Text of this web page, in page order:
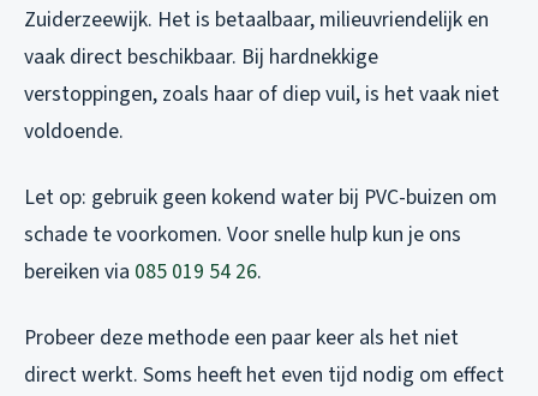
Zuiderzeewijk. Het is betaalbaar, milieuvriendelijk en
vaak direct beschikbaar. Bij hardnekkige
verstoppingen, zoals haar of diep vuil, is het vaak niet
voldoende.
Let op: gebruik geen kokend water bij PVC-buizen om
schade te voorkomen. Voor snelle hulp kun je ons
bereiken via 085 019 54 26.
Probeer deze methode een paar keer als het niet
direct werkt. Soms heeft het even tijd nodig om effect